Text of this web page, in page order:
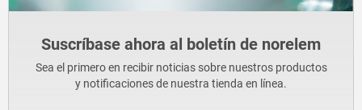
Suscríbase ahora al boletín de norelem
Sea el primero en recibir noticias sobre nuestros productos
y notificaciones de nuestra tienda en línea.